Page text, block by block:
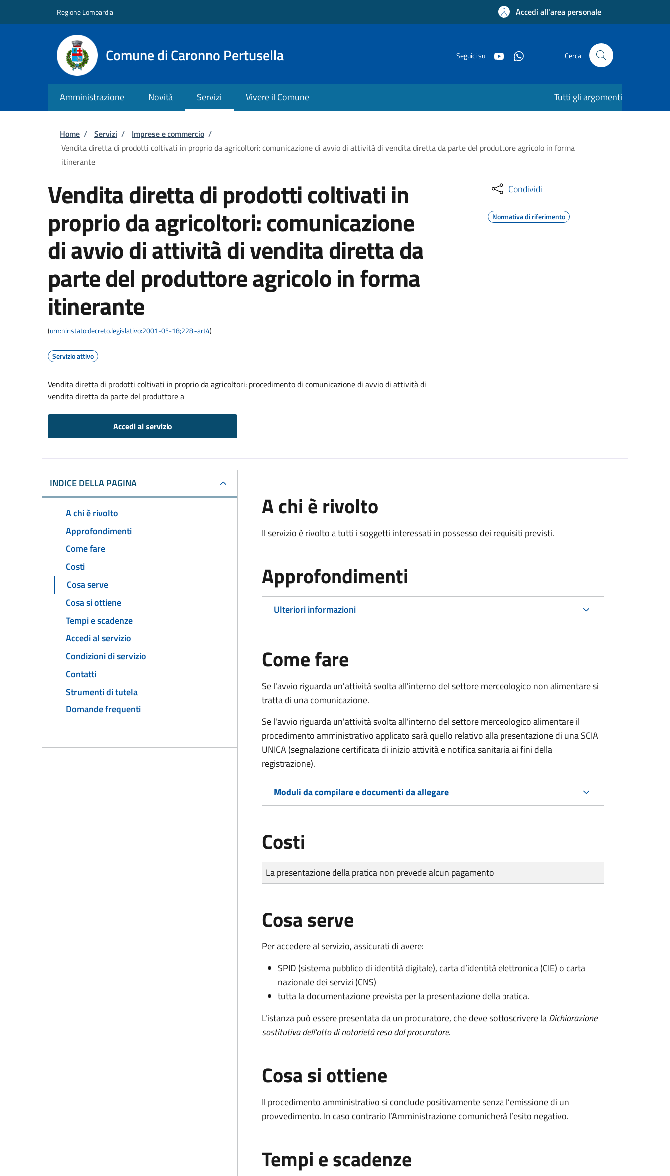
Regione Lombardia Accedi all'area personale
Comune di Caronno Pertusella Seguici su Cerca
Amministrazione Novità Servizi Vivere il Comune Tutti gli argomenti
Briciole di pane
Home / Servizi / Imprese e commercio /
Vendita diretta di prodotti coltivati in proprio da agricoltori: comunicazione di avvio di attività di vendita diretta da parte del produttore agricolo in forma
itinerante
Vendita diretta di prodotti coltivati in
proprio da agricoltori: comunicazione
di avvio di attività di vendita diretta da
parte del produttore agricolo in forma
itinerante
(urn:nir:stato:decreto.legislativo:2001-05-18;228~art4)
Servizio attivo
Vendita diretta di prodotti coltivati in proprio da agricoltori: procedimento di comunicazione di avvio di attività di
vendita diretta da parte del produttore a
Accedi al servizio
Condividi
Normativa di riferimento
INDICE DELLA PAGINA
A chi è rivolto
Approfondimenti
Come fare
Costi
Cosa serve
Cosa si ottiene
Tempi e scadenze
Accedi al servizio
Condizioni di servizio
Contatti
Strumenti di tutela
Domande frequenti
A chi è rivolto
Il servizio è rivolto a tutti i soggetti interessati in possesso dei requisiti previsti.
Approfondimenti
Ulteriori informazioni
Come fare
Se l'avvio riguarda un'attività svolta all'interno del settore merceologico non alimentare si
tratta di una comunicazione.
Se l'avvio riguarda un'attività svolta all'interno del settore merceologico alimentare il
procedimento amministrativo applicato sarà quello relativo alla presentazione di una SCIA
UNICA (segnalazione certificata di inizio attività e notifica sanitaria ai fini della
registrazione).
Moduli da compilare e documenti da allegare
Costi
Tipo di pagamento
Importo
La presentazione della pratica non prevede alcun pagamento
Cosa serve
Per accedere al servizio, assicurati di avere:
SPID (sistema pubblico di identità digitale), carta d’identità elettronica (CIE) o carta
nazionale dei servizi (CNS)
tutta la documentazione prevista per la presentazione della pratica.
L'istanza può essere presentata da un procuratore, che deve sottoscrivere laDichiarazione
sostitutiva dell'atto di notorietà resa dal procuratore.
Cosa si ottiene
Il procedimento amministrativo si conclude positivamente senza l’emissione di un
provvedimento. In caso contrario l’Amministrazione comunicherà l’esito negativo.
Tempi e scadenze